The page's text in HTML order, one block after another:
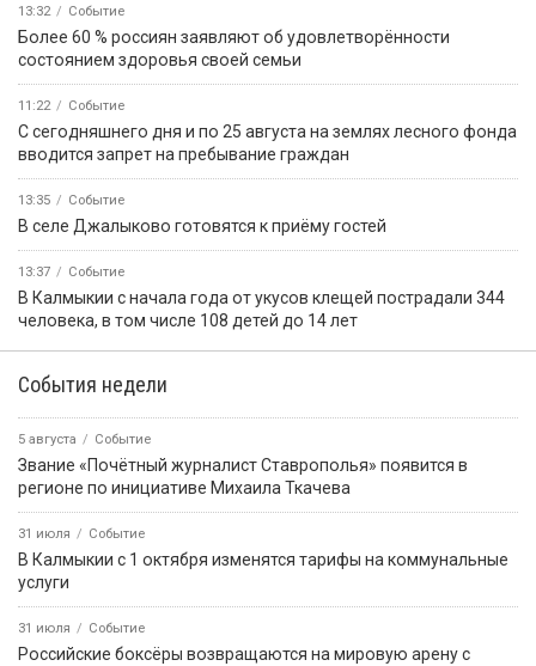
13:32 Событие
Более 60 % россиян заявляют об удовлетворённости
состоянием здоровья своей семьи
11:22 Событие
С сегодняшнего дня и по 25 августа на землях лесного фонда
вводится запрет на пребывание граждан
13:35 Событие
В селе Джалыково готовятся к приёму гостей
13:37 Событие
В Калмыкии с начала года от укусов клещей пострадали 344
человека, в том числе 108 детей до 14 лет
События недели
5 августа Событие
Звание «Почётный журналист Ставрополья» появится в
регионе по инициативе Михаила Ткачева
31 июля Событие
В Калмыкии с 1 октября изменятся тарифы на коммунальные
услуги
31 июля Событие
Российские боксёры возвращаются на мировую арену с